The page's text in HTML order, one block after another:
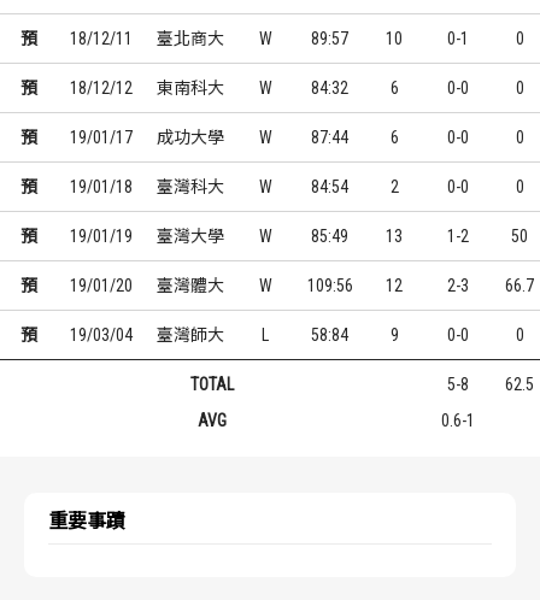
預 18/12/11 臺北商大 W 89:57 10 0-1 0
預 18/12/12 東南科大 W 84:32 6 0-0 0
預 19/01/17 成功大學 W 87:44 6 0-0 0
預 19/01/18 臺灣科大 W 84:54 2 0-0 0
預 19/01/19 臺灣大學 W 85:49 13 1-2 50
預 19/01/20 臺灣體大 W 109:56 12 2-3 66.7
預 19/03/04 臺灣師大 58:84 9 0-0 0
TOTAL 5-8
62.5
AVG
0.6-1
重要事蹟